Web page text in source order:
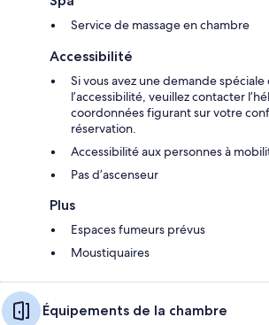
Service de massage en chambre
Accessibilité
Si vous avez une demande
l’accessibilité, veuillez contacter
coordonnées figurant sur votre
réservation.
Accessibilité aux personnes à
Pas d’ascenseur
Plus
Espaces fumeurs prévus
Moustiquaires
Équipements de la chambre